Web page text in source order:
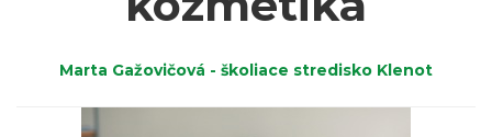
Marta Gažovičová - školiace stredisko Klenot